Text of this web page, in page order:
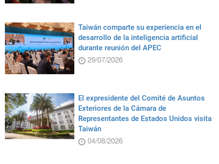
Taiwán comparte su experiencia en el
desarrollo de la inteligencia artificial
durante reunión del APEC
29/07/2026
El expresidente del Comité de Asuntos
Exteriores de la Cámara de
Representantes de Estados Unidos visita
Taiwán
04/08/2026